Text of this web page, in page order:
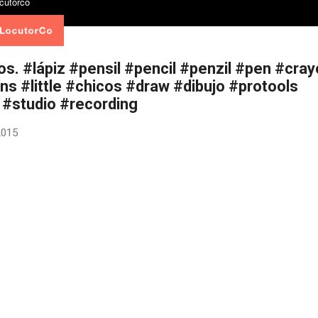
#lápiz #pensil #pencil #penzil #pen
#little #chicos #draw #dibujo #protools
#recording